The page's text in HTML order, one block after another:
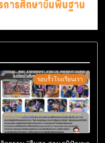
รอบรั้วโรงเรียนเรา